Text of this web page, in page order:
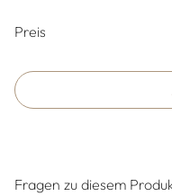
Preis
Fragen zu diesem